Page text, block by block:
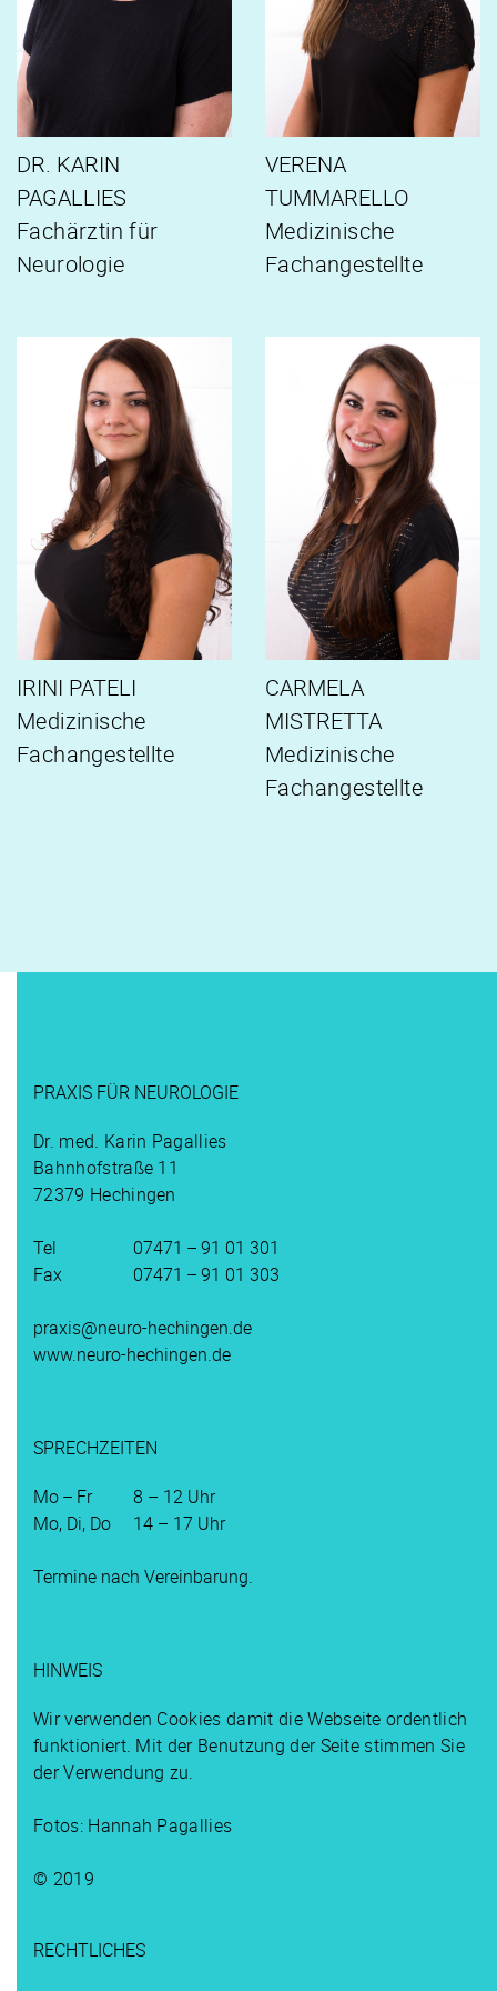
DR. KARIN
PAGALLIES
Fachärztin für
Neurologie
VERENA
TUMMARELLO
Medizinische
Fachangestellte
IRINI PATELI
Medizinische
Fachangestellte
CARMELA
MISTRETTA
Medizinische
Fachangestellte
PRAXIS FÜR NEUROLOGIE
Dr. med. Karin Pagallies
Bahnhofstraße 11
72379 Hechingen
Tel
07471 – 91 01 301
Fax
07471 – 91 01 303
praxis@neuro-hechingen.de
www.neuro-hechingen.de
SPRECHZEITEN
Mo – Fr
8 – 12 Uhr
Mo, Di, Do
14 – 17 Uhr
Termine nach Vereinbarung.
HINWEIS
Wir verwenden Cookies damit die Webseite ordentlich
funktioniert. Mit der Benutzung der Seite stimmen Sie
der Verwendung zu.
Fotos: Hannah Pagallies
© 2019
RECHTLICHES